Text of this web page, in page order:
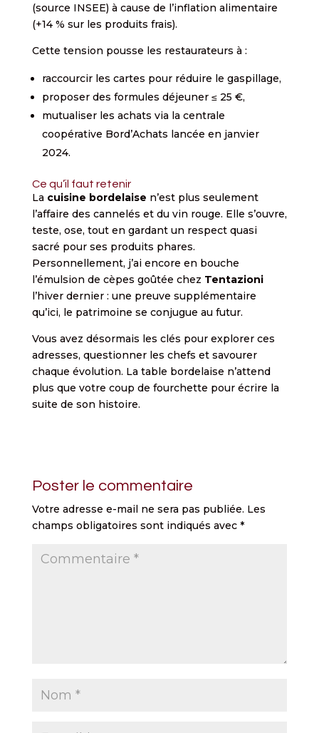
(source INSEE) à cause de l’inflation alimentaire
(+14 % sur les produits frais).
Cette tension pousse les restaurateurs à :
raccourcir les cartes pour réduire le gaspillage,
proposer des formules déjeuner ≤ 25 €,
mutualiser les achats via la centrale
coopérative Bord’Achats lancée en janvier
2024.
Ce qu’il faut retenir
La cuisine bordelaise n’est plus seulement
l’affaire des cannelés et du vin rouge. Elle s’ouvre,
teste, ose, tout en gardant un respect quasi
sacré pour ses produits phares.
Personnellement, j’ai encore en bouche
l’émulsion de cèpes goûtée chez Tentazioni
l’hiver dernier : une preuve supplémentaire
qu’ici, le patrimoine se conjugue au futur.
Vous avez désormais les clés pour explorer ces
adresses, questionner les chefs et savourer
chaque évolution. La table bordelaise n’attend
plus que votre coup de fourchette pour écrire la
suite de son histoire.
Poster le commentaire
Votre adresse e-mail ne sera pas publiée. Les
champs obligatoires sont indiqués avec *